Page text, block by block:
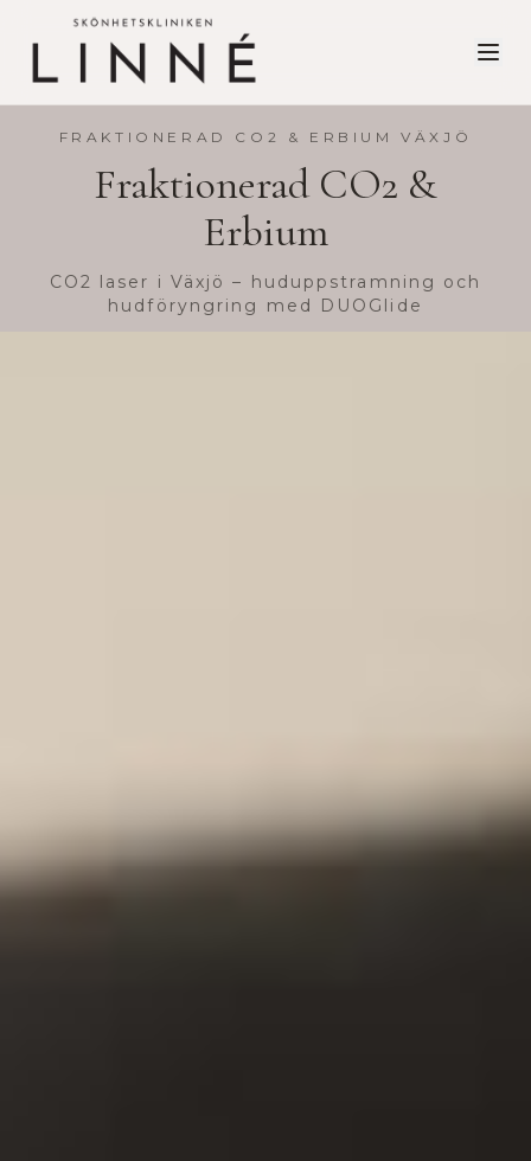
FRAKTIONERAD CO2 & ERBIUM VÄXJÖ
Fraktionerad CO2 &
Erbium
CO2 laser i Växjö – huduppstramning och
hudföryngring med DUOGlide